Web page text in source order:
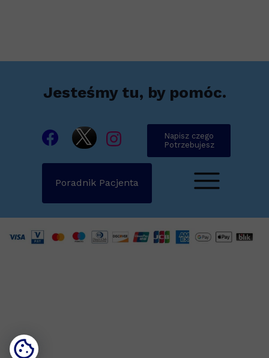
Poradnik Pacjenta
Jesteśmy tu, by pomóc.
Napisz czego
Potrzebujesz